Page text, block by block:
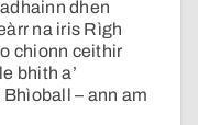
dhen
na iris Rìgh
chionn ceithir
bhith a’
– ann am